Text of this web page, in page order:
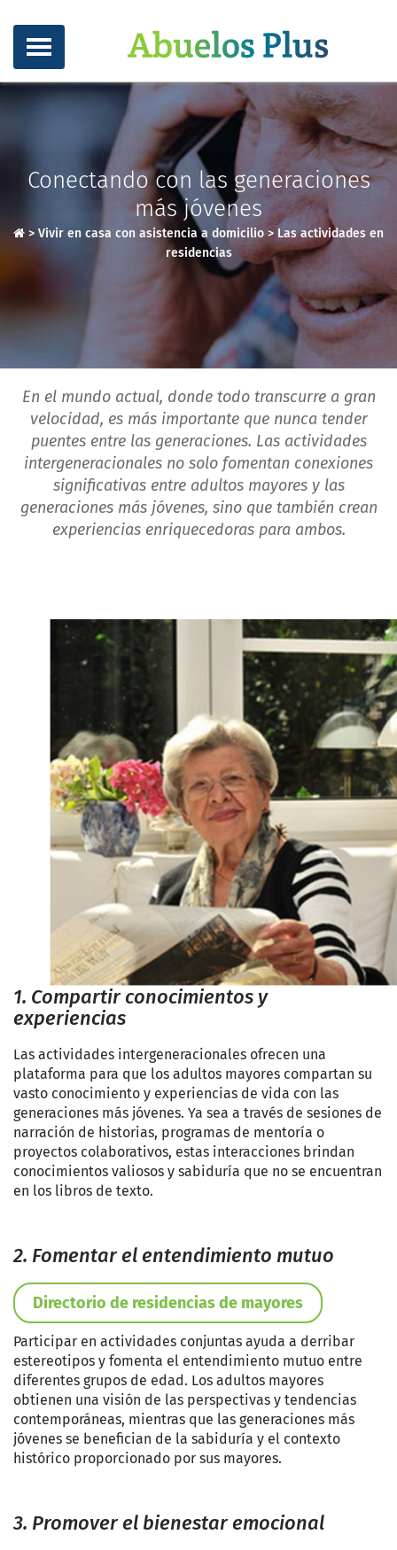
Conectando con las generaciones
más jóvenes
> Vivir en casa con asistencia a domicilio > Las actividades en
residencias
En el mundo actual, donde todo transcurre a gran
velocidad, es más importante que nunca tender
puentes entre las generaciones. Las actividades
intergeneracionales no solo fomentan conexiones
significativas entre adultos mayores y las
generaciones más jóvenes, sino que también crean
experiencias enriquecedoras para ambos.
1. Compartir conocimientos y
experiencias
Las actividades intergeneracionales ofrecen una
plataforma para que los adultos mayores compartan su
vasto conocimiento y experiencias de vida con las
generaciones más jóvenes. Ya sea a través de sesiones de
narración de historias, programas de mentoría o
proyectos colaborativos, estas interacciones brindan
conocimientos valiosos y sabiduría que no se encuentran
en los libros de texto.
2. Fomentar el entendimiento mutuo
Directorio de residencias de mayores
Participar en actividades conjuntas ayuda a derribar
estereotipos y fomenta el entendimiento mutuo entre
diferentes grupos de edad. Los adultos mayores
obtienen una visión de las perspectivas y tendencias
contemporáneas, mientras que las generaciones más
jóvenes se benefician de la sabiduría y el contexto
histórico proporcionado por sus mayores.
3. Promover el bienestar emocional